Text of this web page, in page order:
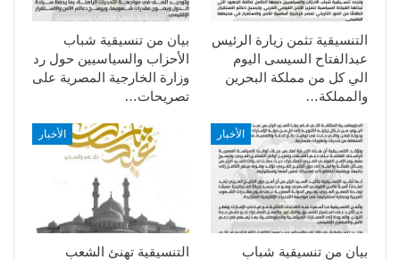
بيان من تنسيقية شباب
الأحزاب والسياسيين حول رد
وزارة الخارجية المصرية على
تصريحات…
التنسيقية تثمن زيارة الرئيس
عبدالفتاح السيسى اليوم
الي كل من مملكة البحرين
والمملكة…
الأخبار
التنسيقية تهنئ الشعب
الأخبار
بيان من تنسيقية شباب